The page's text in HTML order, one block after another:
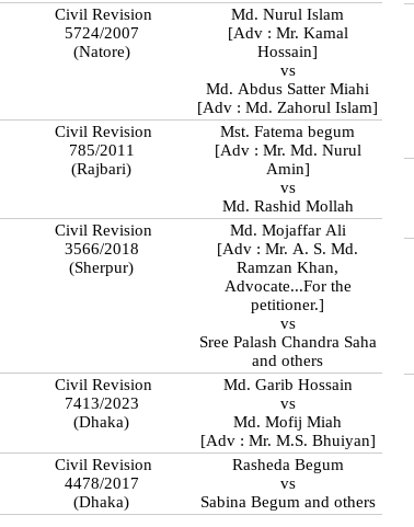
Civil Revision
5724/2007
(Natore)
Md. Nurul Islam
[Adv : Mr. Kamal
Hossain]
vs
Md. Abdus Satter Miahi
[Adv : Md. Zahorul Islam]
Civil Revision
785/2011
(Rajbari)
Mst. Fatema begum
[Adv : Mr. Md. Nurul
Amin]
vs
Md. Rashid Mollah
Civil Revision
3566/2018
(Sherpur)
Md. Mojaffar Ali
[Adv : Mr. A. S. Md.
Ramzan Khan,
Advocate...For the
petitioner.]
vs
Sree Palash Chandra Saha
and others
Civil Revision
7413/2023
(Dhaka)
Md. Garib Hossain
vs
Md. Mofij Miah
[Adv : Mr. M.S. Bhuiyan]
Civil Revision
4478/2017
(Dhaka)
Rasheda Begum
vs
Sabina Begum and others